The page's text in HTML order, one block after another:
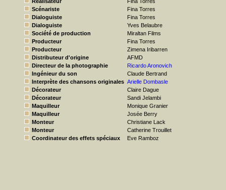
Scénariste
Fina Torres
Dialoguiste
Fina Torres
Dialoguiste
Yves Belaubre
Société de production
Miraltan Films
Producteur
Fina Torres
Producteur
Zimena Iribarren
Distributeur d'origine
AFMD
Directeur de la photographie
Ricardo Aronovich
Ingénieur du son
Claude Bertrand
Interprète des chansons originales Arielle Dombasle
Décorateur
Claire Dague
Décorateur
Sandi Jelambi
Maquilleur
Monique Granier
Maquilleur
Josée Berry
Monteur
Christiane Lack
Monteur
Catherine Trouillet
Coordinateur des effets spéciaux
Eve Ramboz